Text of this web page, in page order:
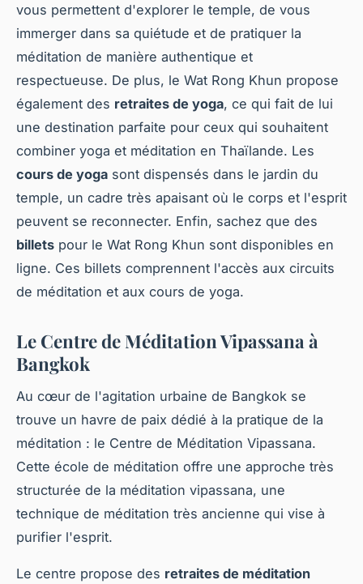
vous permettent d'explorer le temple, de vous
immerger dans sa quiétude et de pratiquer la
méditation de manière authentique et
respectueuse. De plus, le Wat Rong Khun propose
également des retraites de yoga, ce qui fait de lui
une destination parfaite pour ceux qui souhaitent
combiner yoga et méditation en Thaïlande. Les
cours de yoga sont dispensés dans le jardin du
temple, un cadre très apaisant où le corps et l'esprit
peuvent se reconnecter. Enfin, sachez que des
billets pour le Wat Rong Khun sont disponibles en
ligne. Ces billets comprennent l'accès aux circuits
de méditation et aux cours de yoga.
Le Centre de Méditation Vipassana à
Bangkok
Au cœur de l'agitation urbaine de Bangkok se
trouve un havre de paix dédié à la pratique de la
méditation : le Centre de Méditation Vipassana.
Cette école de méditation offre une approche très
structurée de la méditation vipassana, une
technique de méditation très ancienne qui vise à
purifier l'esprit.
Le centre propose des retraites de méditation